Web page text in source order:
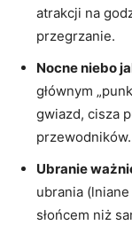
atrakcji na
przegrzanie.
Nocne niebo
głównym
gwiazd, cisza
przewodników.
Ubranie
ubrania
słońcem niż